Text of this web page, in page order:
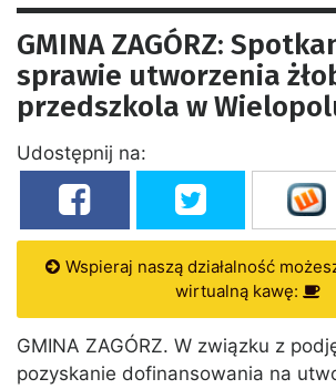
GMINA ZAGÓRZ:
sprawie utworzenia
przedszkola w
Udostępnij na:
Wspieraj naszą działalność
wirtualną kawę:
GMINA ZAGÓRZ. W związku z
pozyskanie dofinansowania na